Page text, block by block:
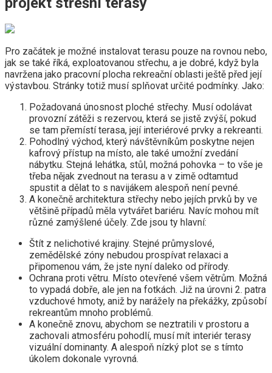
Pro začátek je možné instalovat terasu pouze na rovnou nebo,
jak se také říká, exploatovanou střechu, a je dobré, když byla
navržena jako pracovní plocha rekreační oblasti ještě před její
výstavbou. Stránky totiž musí splňovat určité podmínky. Jako:
Požadovaná únosnost ploché střechy. Musí odolávat
provozní zátěži s rezervou, která se jistě zvýší, pokud
se tam přemístí terasa, její interiérové ​​prvky a rekreanti.
Pohodlný východ, který návštěvníkům poskytne nejen
kafrový přístup na místo, ale také umožní zvedání
nábytku. Stejná lehátka, stůl, možná pohovka – to vše je
třeba nějak zvednout na terasu a v zimě odtamtud
spustit a dělat to s navijákem alespoň není pevné.
A konečně architektura střechy nebo jejích prvků by ve
většině případů měla vytvářet bariéru. Navíc mohou mít
různé zamýšlené účely. Zde jsou ty hlavní:
Štít z nelichotivé krajiny. Stejné průmyslové,
zemědělské zóny nebudou prospívat relaxaci a
připomenou vám, že jste nyní daleko od přírody.
Ochrana proti větru. Místo otevřené všem větrům. Možná
to vypadá dobře, ale jen na fotkách. Již na úrovni 2. patra
vzduchové hmoty, aniž by narážely na překážky, způsobí
rekreantům mnoho problémů.
A konečně znovu, abychom se neztratili v prostoru a
zachovali atmosféru pohodlí, musí mít interiér terasy
vizuální dominanty. A alespoň nízký plot se s tímto
úkolem dokonale vyrovná.